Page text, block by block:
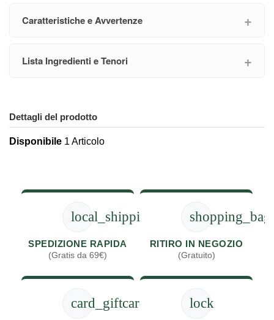
Caratteristiche e Avvertenze
Lista Ingredienti e Tenori
Dettagli del prodotto
Disponibile 1 Articolo
local_shipping
SPEDIZIONE RAPIDA
(Gratis da 69€)
shopping_bag
RITIRO IN NEGOZIO
(Gratuito)
card_giftcard lock